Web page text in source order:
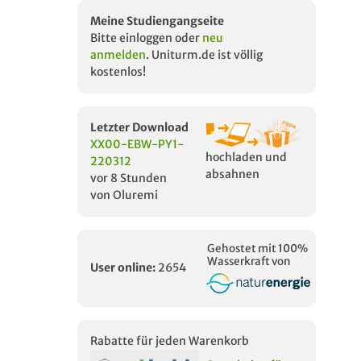
Meine Studiengangseite
Bitte einloggen oder neu
anmelden. Uniturm.de ist völlig
kostenlos!
Letzter Download
XX00-EBW-PY1-
220312
vor 8 Stunden
von Oluremi
hochladen und
absahnen
User online: 2654
Gehostet mit 100%
Wasserkraft von
Rabatte für jeden Warenkorb